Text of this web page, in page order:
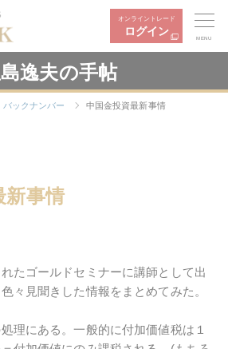
オンライントレード
ログイン
MENU
逸夫の手帖
バックナンバー 中国金投資最新事情
新事情
たゴールドセミナーに講師として出
々見聞きした情報をまとめてみた。
理にある。一般的に付加価値税は１